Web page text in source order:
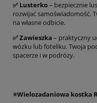
✅️ Lusterko– bezpiecznie
rozwijać samoświadomość.
na własne odbicie.
✅️ Zawieszka – praktyczny
wózku lub foteliku. Twoja
spacerze i w podróży.
⭐Wielozadaniowa kostka